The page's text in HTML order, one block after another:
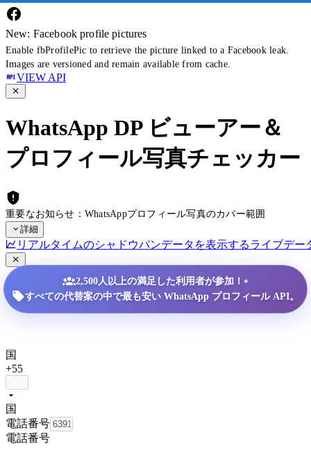
New: Facebook profile pictures
Enable fbProfilePic to retrieve the picture linked to a Facebook leak.
Images are versioned and remain available from cache.
VIEW API
WhatsApp DP ビューアー＆
プロフィール写真チェッカー
重要なお知らせ：WhatsAppプロフィール写真のカバー範囲
詳細
リアルタイムのシャドウバンデータを表示するライブデー
2,500人以上の満足した利用者が参加！ •
すべての代替案の中で最も安い WhatsApp プロフィール API。
国
+55
国
電話番号
電話番号